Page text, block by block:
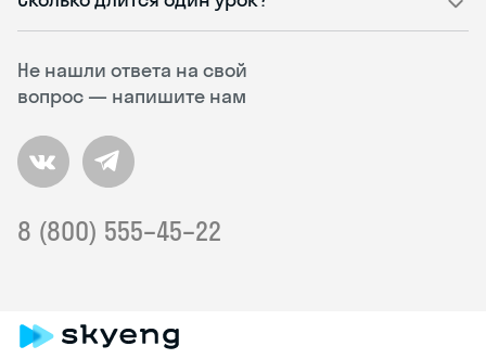
Не нашли ответа на свой
вопрос — напишите нам
8 (800) 555–45–22